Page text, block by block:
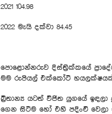
2021 104.98
2022 මැයි දක්වා 84.45
පො‍ළොන්නරුව දිස්ත්‍රික්කයේ
මම රුපියල් එක්කෝටි හයලක්ෂයක්
බ්‍රිතාන්‍ය යටත් විජිත යුගයේ
ගෙන සිටීම හෝ එහි පදිංචි